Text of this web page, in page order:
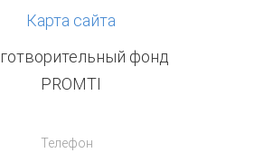
Телефон
Карта сайта
фонд
PROMTI